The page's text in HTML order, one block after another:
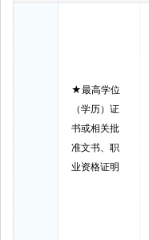
★最高学位
（学历）证
书或相关批
准文书、职
业资格证明